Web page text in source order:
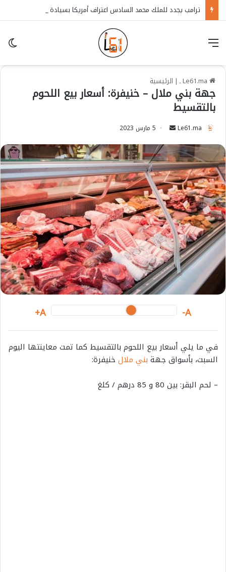
| الرئيسية
جهة بني ملال – خنيفرة: أسعار بيع اللحوم
بالتقسيط
Le61.ma
n
d
a
n
e
m
a
i
l
5 مارس 2023
A-
A+
في ما يلي أسعار بيع اللحوم بالتقسيط كما تمت معاينتها اليوم
السبت، بأسواق جهة بني ملال خنيفرة:
– لحم البقر: بين 80 و 85 درهم / كلغ